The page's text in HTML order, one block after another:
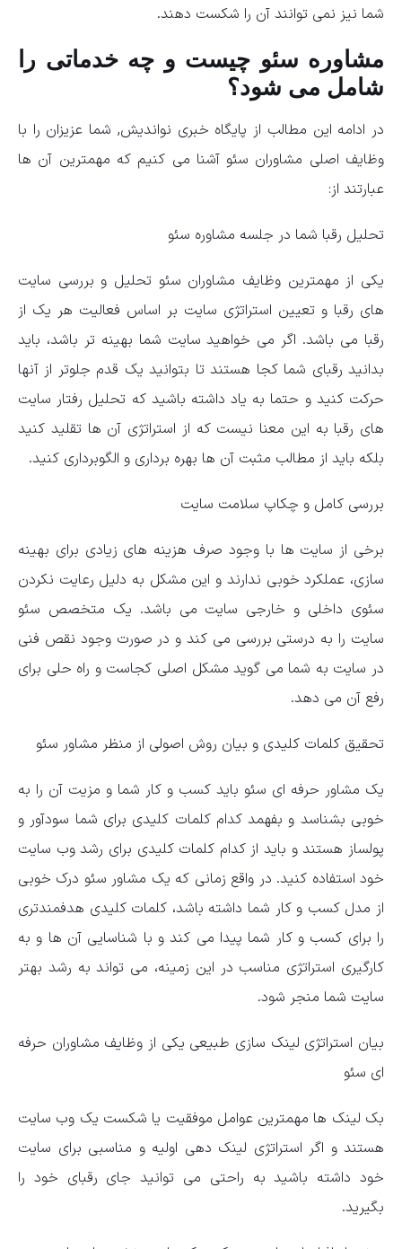
شما نیز نمی توانند آن را شکست دهند.
مشاوره سئو چیست و چه خدماتی را
شامل می شود؟
در ادامه این مطالب از پایگاه خبری نواندیش, شما عزیزان را با
وظایف اصلی مشاوران سئو آشنا می کنیم که مهمترین آن ها
عبارتند از:
تحلیل رقبا شما در جلسه مشاوره سئو
یکی از مهمترین وظایف مشاوران سئو تحلیل و بررسی سایت
های رقبا و تعیین استراتژی سایت بر اساس فعالیت هر یک از
رقبا می باشد. اگر می خواهید سایت شما بهینه تر باشد، باید
بدانید رقبای شما کجا هستند تا بتوانید یک قدم جلوتر از آنها
حرکت کنید و حتما به یاد داشته باشید که تحلیل رفتار سایت
های رقبا به این معنا نیست که از استراتژی آن ها تقلید کنید
بلکه باید از مطالب مثبت آن ها بهره برداری و الگوبرداری کنید.
بررسی کامل و چکاپ سلامت سایت
برخی از سایت ها با وجود صرف هزینه های زیادی برای بهینه
سازی، عملکرد خوبی ندارند و این مشکل به دلیل رعایت نکردن
سئوی داخلی و خارجی سایت می باشد. یک متخصص سئو
سایت را به درستی بررسی می کند و در صورت وجود نقص فنی
در سایت به شما می گوید مشکل اصلی کجاست و راه حلی برای
رفع آن می دهد.
تحقیق کلمات کلیدی و بیان روش اصولی از منظر مشاور سئو
یک مشاور حرفه ای سئو باید کسب و کار شما و مزیت آن را به
خوبی بشناسد و بفهمد کدام کلمات کلیدی برای شما سودآور و
پولساز هستند و باید از کدام کلمات کلیدی برای رشد وب سایت
خود استفاده کنید. در واقع زمانی که یک مشاور سئو درک خوبی
از مدل کسب و کار شما داشته باشد، کلمات کلیدی هدفمندتری
را برای کسب و کار شما پیدا می کند و با شناسایی آن ها و به
کارگیری استراتژی مناسب در این زمینه، می تواند به رشد بهتر
سایت شما منجر شود.
بیان استراتژی لینک سازی طبیعی یکی از وظایف مشاوران حرفه
ای سئو
بک لینک ها مهمترین عوامل موفقیت یا شکست یک وب سایت
هستند و اگر استراتژی لینک دهی اولیه و مناسبی برای سایت
خود داشته باشید به راحتی می توانید جای رقبای خود را
بگیرید.